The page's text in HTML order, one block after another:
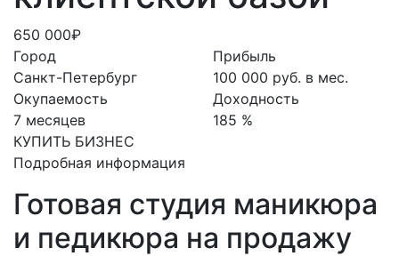
650 000₽
Город
Санкт-Петербург
Окупаемость
7 месяцев
КУПИТЬ БИЗНЕС
Прибыль
100 000 руб. в мес.
Доходность
185 %
Подробная информация
Готовая студия маникюра
и педикюра на продажу